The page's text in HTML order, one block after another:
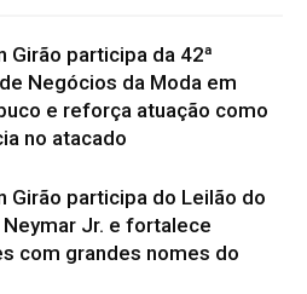
Girão participa da 42ª
Negócios da Moda em
e reforça atuação como
no atacado
Girão participa do Leilão do
Jr. e fortalece
com grandes nomes do